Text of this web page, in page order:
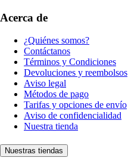
Acerca de
¿Quiénes somos?
Contáctanos
Términos y Condiciones
Devoluciones y reembolsos
Aviso legal
Métodos de pago
Tarifas y opciones de envío
Aviso de confidencialidad
Nuestra tienda
Nuestras tiendas